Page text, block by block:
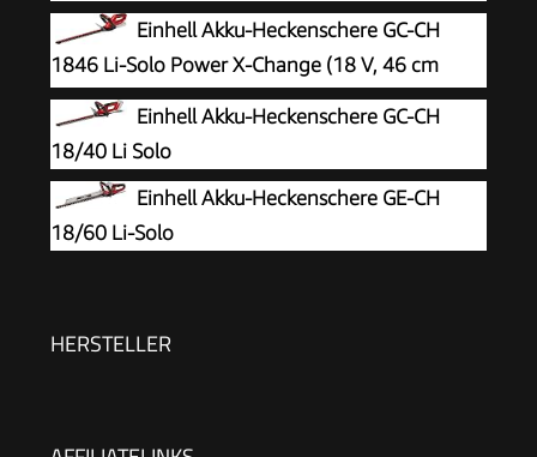
Rückschnitt von Hecken,Gehärtete
Stahl-Klingen/antihaftbeschichtet/Softgrip-
Funktion,Professionell Heckenschere manuell
mit Wellenschliff
Einhell Akku-Heckenschere GC-CH
1846 Li-Solo Power X-Change (18 V, 46 cm
Schnittlänge, 15 mm Zahnabstand,
ergonomischer Griff, ohne Akku)
Einhell Akku-Heckenschere GC-CH
18/40 Li Solo
Einhell Akku-Heckenschere GE-CH
18/60 Li-Solo
HERSTELLER